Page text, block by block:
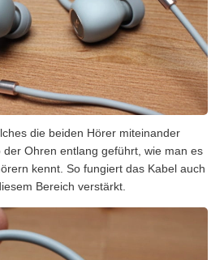
die beiden Hörer miteinander
Ohren entlang geführt, wie man es
kennt. So fungiert das Kabel auch
Bereich verstärkt.